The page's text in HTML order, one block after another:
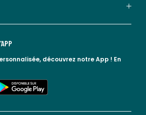
découvrez notre App ! En
play